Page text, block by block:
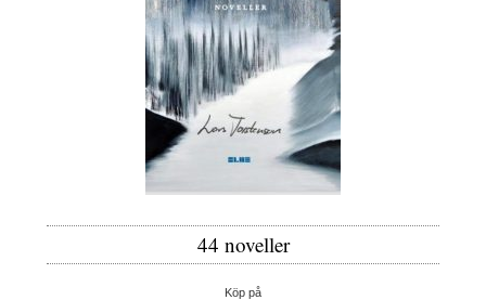
44 noveller
Köp på